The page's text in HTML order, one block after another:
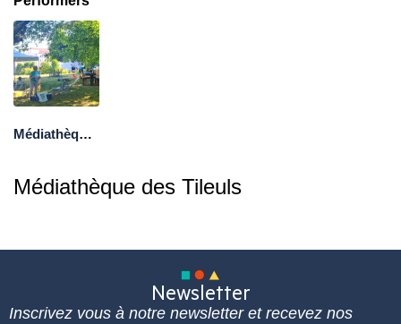
Médiathèque des Tilleuls
Médiathèque des Tileuls
Newsletter
Inscrivez vous à notre newsletter et recevez nos